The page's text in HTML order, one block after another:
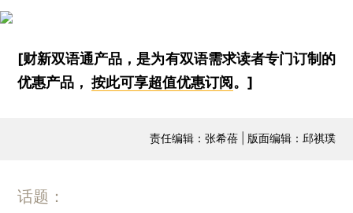
[财新双语通产品，是为有双语需求读者专门订制的
优惠产品，按此可享超值优惠订阅 。]
责任编辑：张希蓓 | 版面编辑：邱祺璞
话题：